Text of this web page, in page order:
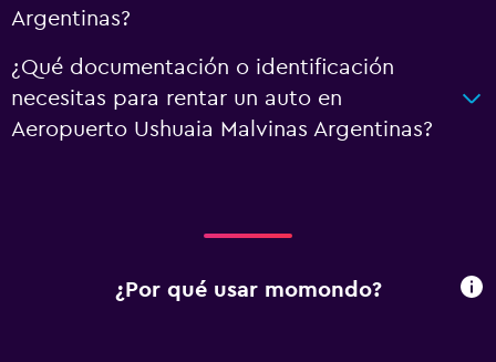
Argentinas?
¿Qué documentación o identificación
necesitas para rentar un auto en
Aeropuerto Ushuaia Malvinas Argentinas?
¿Por qué usar momondo?